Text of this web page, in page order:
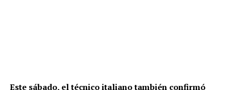
Este sábado, el técnico italiano también confirmó